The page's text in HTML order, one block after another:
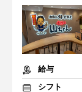
給与
シフト